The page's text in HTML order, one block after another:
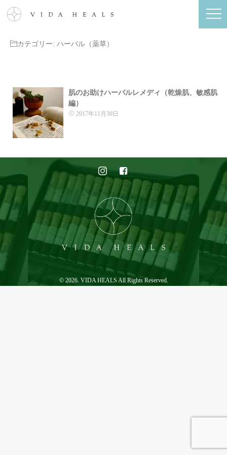
カテゴリー: ハーバル（薬草）
肌のお助けハーバルレメディ（乾燥肌、敏感肌
編）
2017年11月30日
© 2026. VIDA HEALS All Rights Reserved.